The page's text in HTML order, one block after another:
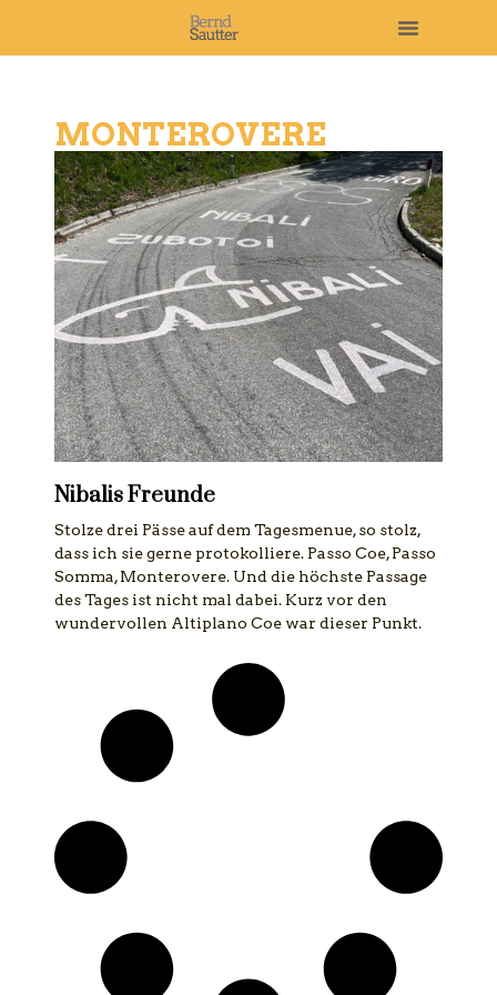
MONTEROVERE
Nibalis Freunde
Stolze drei Pässe auf dem Tagesmenue, so stolz,
dass ich sie gerne protokolliere. Passo Coe, Passo
Somma, Monterovere. Und die höchste Passage
des Tages ist nicht mal dabei. Kurz vor den
wundervollen Altiplano Coe war dieser Punkt.